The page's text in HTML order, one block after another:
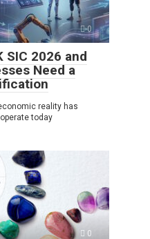
0
SIC 2026 and
Need a
reality has
today
0